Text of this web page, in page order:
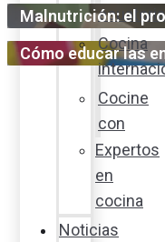
Cocina
Cocine
con
Expertos
en
cocina
Noticias
Malnutrición: el
Cómo educar las